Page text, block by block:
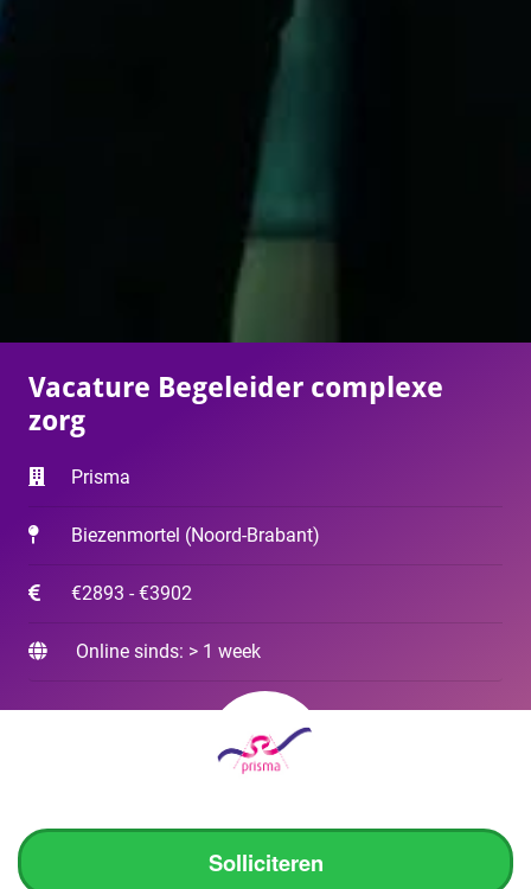
Vacature Begeleider complexe
zorg
Prisma
Biezenmortel (Noord-Brabant)
€2893 - €3902
Online sinds: > 1 week
Solliciteren